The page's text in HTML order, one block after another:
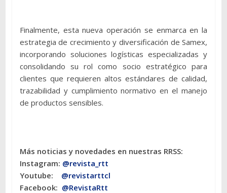
Finalmente, esta nueva operación se enmarca en la
estrategia de crecimiento y diversificación de Samex,
incorporando soluciones logísticas especializadas y
consolidando su rol como socio estratégico para
clientes que requieren altos estándares de calidad,
trazabilidad y cumplimiento normativo en el manejo
de productos sensibles.
Más noticias y novedades en nuestras RRSS:
Instagram: @revista_rtt
Youtube: @revistarttcl
Facebook: @RevistaRtt